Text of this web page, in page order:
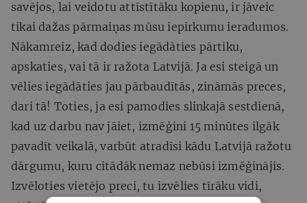
savējos, lai veidotu attīstītāku kopienu, ir jāveic
tikai dažas pārmaiņas mūsu iepirkumu ieradumos.
Nākamreiz, kad dodies iegādāties pārtiku,
apskaties, vai tā ir ražota Latvijā. Ja esi steigā un
vēlies iegādāties jau pārbaudītās, zināmās preces,
dari tā! Toties, ja esi pamodies slinkajā sestdienā,
kad uz darbu nav jāiet, izmēģini 15 minūtes ilgāk
pavadīt veikalā, varbūt atradīsi kādu Latvijā ražotu
dārgumu, kuru citādāk nemaz nebūsi izmēģinājis.
Izvēloties vietējo preci, tu izvēlies tīrāku vidi,